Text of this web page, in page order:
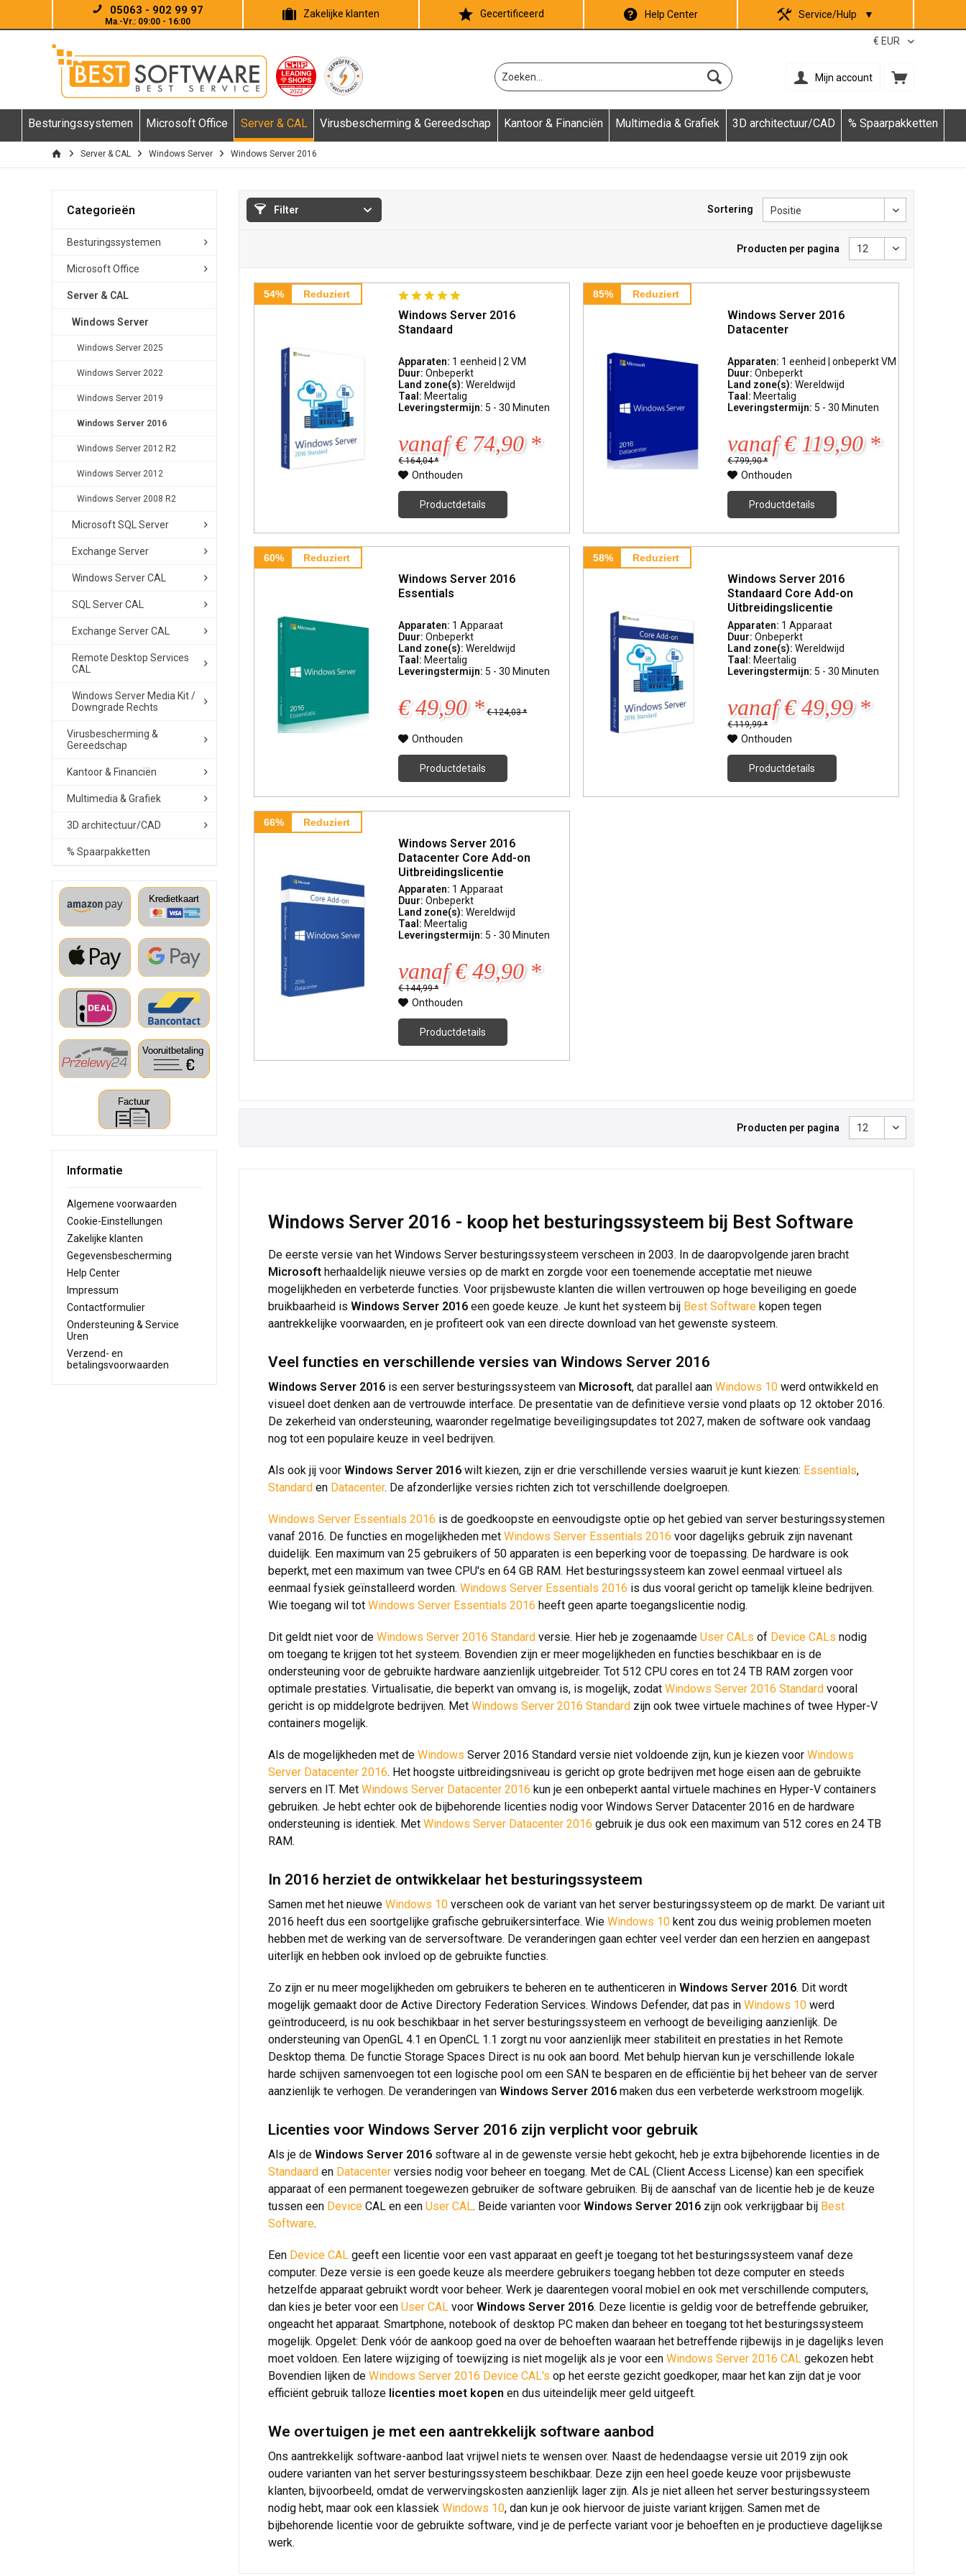
05063 - 902 99 97
Ma.-Vr.: 09:00 - 16:00
Zakelijke klanten Gecertificeerd Help Center Service/Hulp ▼
Mijn account
Besturingssystemen Microsoft Office Server & CAL Virusbescherming & Gereedschap Kantoor & Financiën Multimedia & Grafiek 3D architectuur/CAD % Spaarpakketten
Server & CAL Windows Server Windows Server 2016
Categorieën
Besturingssystemen
Microsoft Office
Server & CAL
Windows Server
Windows Server 2025
Windows Server 2022
Windows Server 2019
Windows Server 2016
Windows Server 2012 R2
Windows Server 2012
Windows Server 2008 R2
Microsoft SQL Server
Exchange Server
Windows Server CAL
SQL Server CAL
Exchange Server CAL
Remote Desktop Services
CAL
Windows Server Media Kit /
Downgrade Rechts
Virusbescherming &
Gereedschap
Kantoor & Financiën
Multimedia & Grafiek
3D architectuur/CAD
% Spaarpakketten
Informatie
Algemene voorwaarden
Cookie-Einstellungen
Zakelijke klanten
Gegevensbescherming
Help Center
Impressum
Contactformulier
Ondersteuning & Service
Uren
Verzend- en
betalingsvoorwaarden
Filter Sortering
Producten per pagina
54% Reduziert
Windows Server 2016
Standaard
Apparaten: 1 eenheid | 2 VM
Duur:Onbeperkt
Land zone(s):Wereldwijd
Taal: Meertalig
Leveringstermijn: 5 - 30 Minuten
vanaf € 74,90 *
€ 164,04 *
Onthouden
Productdetails
85% Reduziert
Windows Server 2016
Datacenter
Apparaten: 1 eenheid | onbeperkt VM
Duur:Onbeperkt
Land zone(s):Wereldwijd
Taal: Meertalig
Leveringstermijn: 5 - 30 Minuten
vanaf € 119,90 *
€ 799,90 *
Onthouden
Productdetails
60% Reduziert
Windows Server 2016
Essentials
Apparaten: 1 Apparaat
Duur:Onbeperkt
Land zone(s):Wereldwijd
Taal: Meertalig
Leveringstermijn: 5 - 30 Minuten
€ 49,90 * € 124,03 *
Onthouden
Productdetails
58% Reduziert
Windows Server 2016
Standaard Core Add-on
Uitbreidingslicentie
Apparaten: 1 Apparaat
Duur:Onbeperkt
Land zone(s):Wereldwijd
Taal: Meertalig
Leveringstermijn: 5 - 30 Minuten
vanaf € 49,99 *
€ 119,99 *
Onthouden
Productdetails
66% Reduziert
Windows Server 2016
Datacenter Core Add-on
Uitbreidingslicentie
Apparaten: 1 Apparaat
Duur:Onbeperkt
Land zone(s):Wereldwijd
Taal: Meertalig
Leveringstermijn: 5 - 30 Minuten
vanaf € 49,90 *
€ 144,99 *
Onthouden
Productdetails
Producten per pagina
Windows Server 2016 - koop het besturingssysteem bij Best Software
De eerste versie van het Windows Server besturingssysteem verscheen in 2003. In de daaropvolgende jaren bracht
Microsoft herhaaldelijk nieuwe versies op de markt en zorgde voor een toenemende acceptatie met nieuwe
mogelijkheden en verbeterde functies. Voor prijsbewuste klanten die willen vertrouwen op hoge beveiliging en goede
bruikbaarheid is Windows Server 2016 een goede keuze. Je kunt het systeem bij Best Software kopen tegen
aantrekkelijke voorwaarden, en je profiteert ook van een directe download van het gewenste systeem.
Veel functies en verschillende versies van Windows Server 2016
Windows Server 2016 is een server besturingssysteem van Microsoft, dat parallel aan Windows 10 werd ontwikkeld en
visueel doet denken aan de vertrouwde interface. De presentatie van de definitieve versie vond plaats op 12 oktober 2016.
De zekerheid van ondersteuning, waaronder regelmatige beveiligingsupdates tot 2027, maken de software ook vandaag
nog tot een populaire keuze in veel bedrijven.
Als ook jij voor Windows Server 2016 wilt kiezen, zijn er drie verschillende versies waaruit je kunt kiezen: Essentials,
Standard en Datacenter. De afzonderlijke versies richten zich tot verschillende doelgroepen.
Windows Server Essentials 2016 is de goedkoopste en eenvoudigste optie op het gebied van server besturingssystemen
vanaf 2016. De functies en mogelijkheden met Windows Server Essentials 2016 voor dagelijks gebruik zijn navenant
duidelijk. Een maximum van 25 gebruikers of 50 apparaten is een beperking voor de toepassing. De hardware is ook
beperkt, met een maximum van twee CPU's en 64 GB RAM. Het besturingssysteem kan zowel eenmaal virtueel als
eenmaal fysiek geïnstalleerd worden. Windows Server Essentials 2016 is dus vooral gericht op tamelijk kleine bedrijven.
Wie toegang wil tot Windows Server Essentials 2016 heeft geen aparte toegangslicentie nodig.
Dit geldt niet voor de Windows Server 2016 Standard versie. Hier heb je zogenaamde User CALs of Device CALs nodig
om toegang te krijgen tot het systeem. Bovendien zijn er meer mogelijkheden en functies beschikbaar en is de
ondersteuning voor de gebruikte hardware aanzienlijk uitgebreider. Tot 512 CPU cores en tot 24 TB RAM zorgen voor
optimale prestaties. Virtualisatie, die beperkt van omvang is, is mogelijk, zodat Windows Server 2016 Standard vooral
gericht is op middelgrote bedrijven. Met Windows Server 2016 Standard zijn ook twee virtuele machines of twee Hyper-V
containers mogelijk.
Als de mogelijkheden met de Windows Server 2016 Standard versie niet voldoende zijn, kun je kiezen voor Windows
Server Datacenter 2016. Het hoogste uitbreidingsniveau is gericht op grote bedrijven met hoge eisen aan de gebruikte
servers en IT. Met Windows Server Datacenter 2016 kun je een onbeperkt aantal virtuele machines en Hyper-V containers
gebruiken. Je hebt echter ook de bijbehorende licenties nodig voor Windows Server Datacenter 2016 en de hardware
ondersteuning is identiek. Met Windows Server Datacenter 2016 gebruik je dus ook een maximum van 512 cores en 24 TB
RAM.
In 2016 herziet de ontwikkelaar het besturingssysteem
Samen met het nieuwe Windows 10 verscheen ook de variant van het server besturingssysteem op de markt. De variant uit
2016 heeft dus een soortgelijke grafische gebruikersinterface. Wie Windows 10 kent zou dus weinig problemen moeten
hebben met de werking van de serversoftware. De veranderingen gaan echter veel verder dan een herzien en aangepast
uiterlijk en hebben ook invloed op de gebruikte functies.
Zo zijn er nu meer mogelijkheden om gebruikers te beheren en te authenticeren in Windows Server 2016. Dit wordt
mogelijk gemaakt door de Active Directory Federation Services. Windows Defender, dat pas in Windows 10 werd
geïntroduceerd, is nu ook beschikbaar in het server besturingssysteem en verhoogt de beveiliging aanzienlijk. De
ondersteuning van OpenGL 4.1 en OpenCL 1.1 zorgt nu voor aanzienlijk meer stabiliteit en prestaties in het Remote
Desktop thema. De functie Storage Spaces Direct is nu ook aan boord. Met behulp hiervan kun je verschillende lokale
harde schijven samenvoegen tot een logische pool om een SAN te besparen en de efficiëntie bij het beheer van de server
aanzienlijk te verhogen. De veranderingen van Windows Server 2016 maken dus een verbeterde werkstroom mogelijk.
Licenties voor Windows Server 2016 zijn verplicht voor gebruik
Als je de Windows Server 2016 software al in de gewenste versie hebt gekocht, heb je extra bijbehorende licenties in de
Standaard en Datacenter versies nodig voor beheer en toegang. Met de CAL (Client Access License) kan een specifiek
apparaat of een permanent toegewezen gebruiker de software gebruiken. Bij de aanschaf van de licentie heb je de keuze
tussen een Device CAL en een User CAL. Beide varianten voor Windows Server 2016 zijn ook verkrijgbaar bij Best
Software.
Een Device CAL geeft een licentie voor een vast apparaat en geeft je toegang tot het besturingssysteem vanaf deze
computer. Deze versie is een goede keuze als meerdere gebruikers toegang hebben tot deze computer en steeds
hetzelfde apparaat gebruikt wordt voor beheer. Werk je daarentegen vooral mobiel en ook met verschillende computers,
dan kies je beter voor een User CAL voor Windows Server 2016. Deze licentie is geldig voor de betreffende gebruiker,
ongeacht het apparaat. Smartphone, notebook of desktop PC maken dan beheer en toegang tot het besturingssysteem
mogelijk. Opgelet: Denk vóór de aankoop goed na over de behoeften waaraan het betreffende rijbewijs in je dagelijks leven
moet voldoen. Een latere wijziging of toewijzing is niet mogelijk als je voor een Windows Server 2016 CAL gekozen hebt .
Bovendien lijken de Windows Server 2016 Device CAL's op het eerste gezicht goedkoper, maar het kan zijn dat je voor
efficiënt gebruik talloze licenties moet kopen en dus uiteindelijk meer geld uitgeeft.
We overtuigen je met een aantrekkelijk software aanbod
Ons aantrekkelijk software-aanbod laat vrijwel niets te wensen over. Naast de hedendaagse versie uit 2019 zijn ook
oudere varianten van het server besturingssysteem beschikbaar. Deze zijn een heel goede keuze voor prijsbewuste
klanten, bijvoorbeeld, omdat de verwervingskosten aanzienlijk lager zijn. Als je niet alleen het server besturingssysteem
nodig hebt, maar ook een klassiek Windows 10, dan kun je ook hiervoor de juiste variant krijgen. Samen met de
bijbehorende licentie voor de gebruikte software, vind je de perfecte variant voor je behoeften en je productieve dagelijkse
werk.